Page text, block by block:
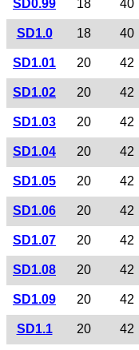
SD0.99 18 40
SD1.0 18 40
SD1.01 20 42
SD1.02 20 42
SD1.03 20 42
SD1.04 20 42
SD1.05 20 42
SD1.06 20 42
SD1.07 20 42
SD1.08 20 42
SD1.09 20 42
SD1.1 20 42